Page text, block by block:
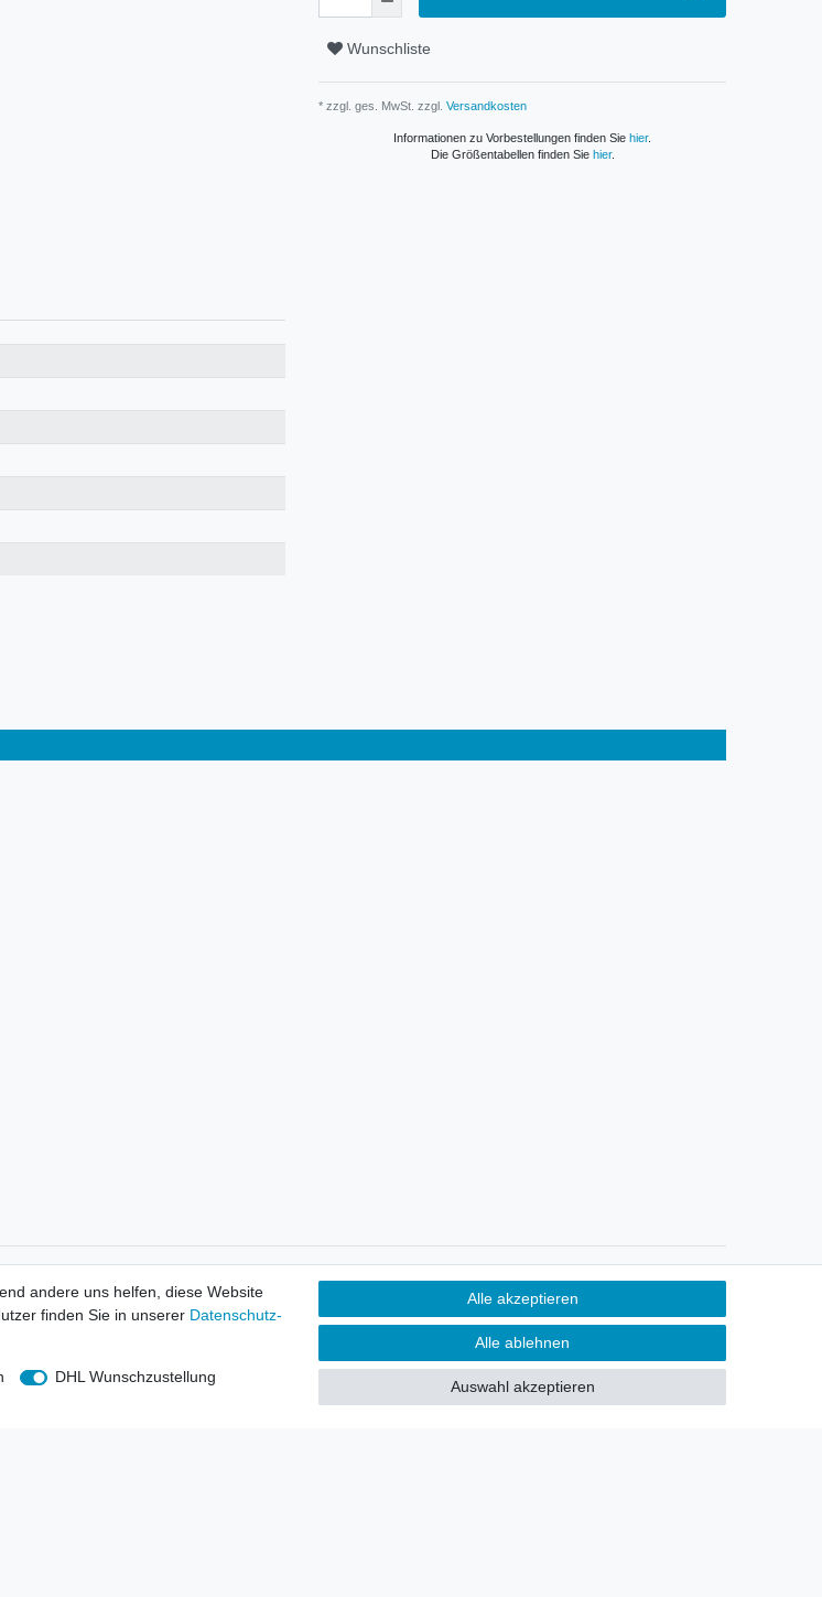
Wunschliste
* zzgl. ges. MwSt. zzgl. Versandkosten
Informationen zu Vorbestellungen finden Sie hier.
Die Größentabellen finden Sie hier.
Wir versenden mit
Sie möchten über neu eingetroffene
Lagerware oder Neuheiten
allgemein informiert werden?
andere uns helfen, diese Website
finden Sie in unserer Daten­schutz­
DHL Wunschzustellung
Alle akzeptieren
Alle ablehnen
Auswahl akzeptieren